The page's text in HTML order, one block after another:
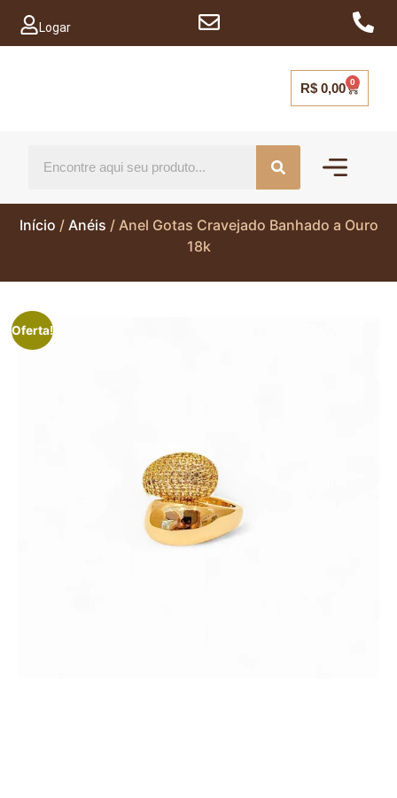
Logar
R$0,00 0
Início / Anéis / Anel Gotas Cravejado Banhado a Ouro
18k
Oferta!